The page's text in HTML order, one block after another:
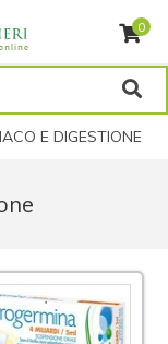
0
E DIGESTIONE